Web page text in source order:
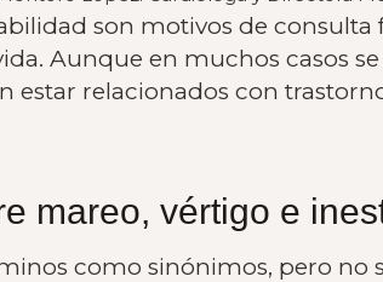
son motivos de
Aunque en muchos casos
estar relacionados con
mareo, vértigo e
como sinónimos, pero